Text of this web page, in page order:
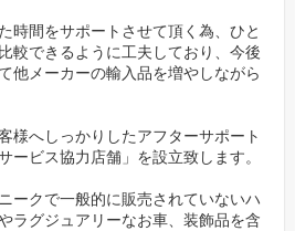
時間をサポートさせて頂く為、ひと
較できるように工夫しており、今後
他メーカーの輸入品を増やしながら
様へしっかりしたアフターサポート
ービス協力店舗」を設立致します。
ークで一般的に販売されていないハ
ラグジュアリーなお車、装飾品を含